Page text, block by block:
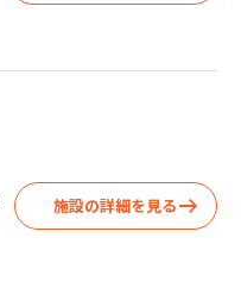
施設の詳細を見る